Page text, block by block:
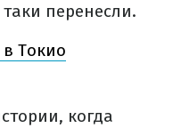
перенесли.
Токио
когда